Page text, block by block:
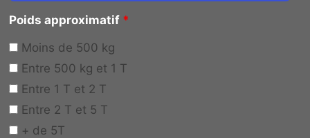
Poids approximatif *
Moins de 500 kg
Entre 500 kg et 1 T
Entre 1 T et 2 T
Entre 2 T et 5 T
+ de 5T